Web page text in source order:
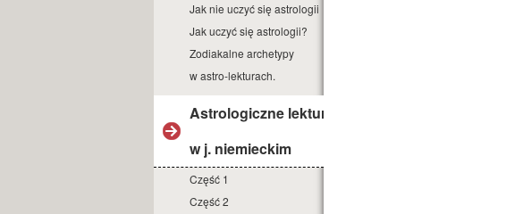
Jak nie uczyć się astrologii.
Jak uczyć się astrologii?
Zodiakalne archetypy
w astro-lekturach.
Astrologiczne lektury
w j. niemieckim
Część 1
Część 2